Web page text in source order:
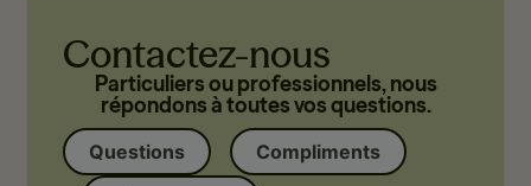
Contactez-nous
Particuliers ou professionnels, nous
répondons à toutes vos questions.
Questions
Compliments